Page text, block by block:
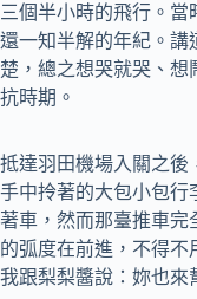
三個半小時的飛行。
還一知半解的年紀。講
楚，總之想哭就哭、想
抗時期。
抵達羽田機場入關之後
手中拎著的大包小包行
著車，然而那臺推車完
的弧度在前進，不得不
我跟梨梨醬說：妳也來